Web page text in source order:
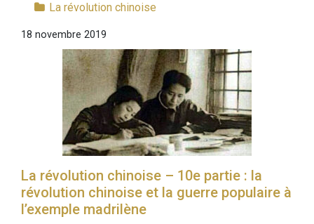
La révolution chinoise
18 novembre 2019
La révolution chinoise – 10e partie : la
révolution chinoise et la guerre populaire à
l’exemple madrilène